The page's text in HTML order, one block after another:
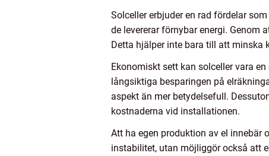
Solceller erbjuder en rad fördelar
de levererar förnybar energi. Genom
Detta hjälper inte bara till att minska
Ekonomiskt sett kan solceller vara
långsiktiga besparingen på
aspekt än mer betydelsefull.
kostnaderna vid installationen.
Att ha egen produktion av el innebär
instabilitet, utan möjliggör också att